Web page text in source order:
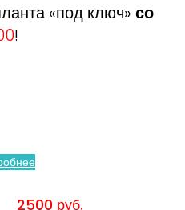
«под ключ» со
!
красота улыбки!
2500 руб.